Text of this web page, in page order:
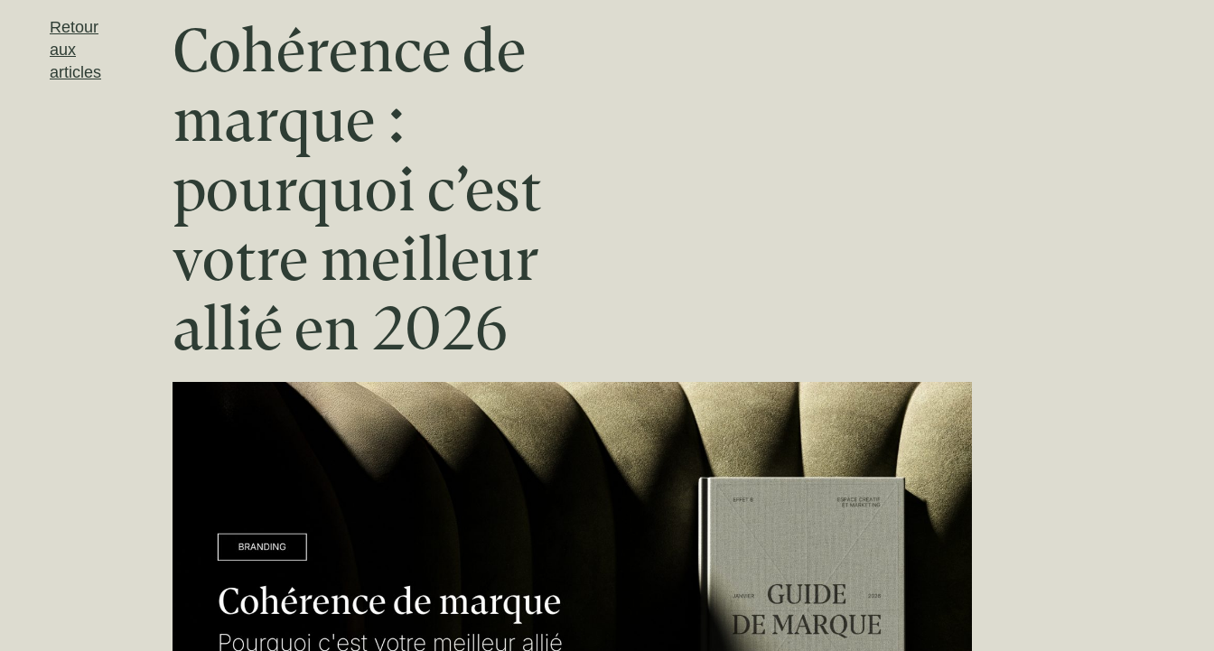
Retour
aux
articles
Cohérence de
marque :
pourquoi c’est
votre meilleur
allié en 2026